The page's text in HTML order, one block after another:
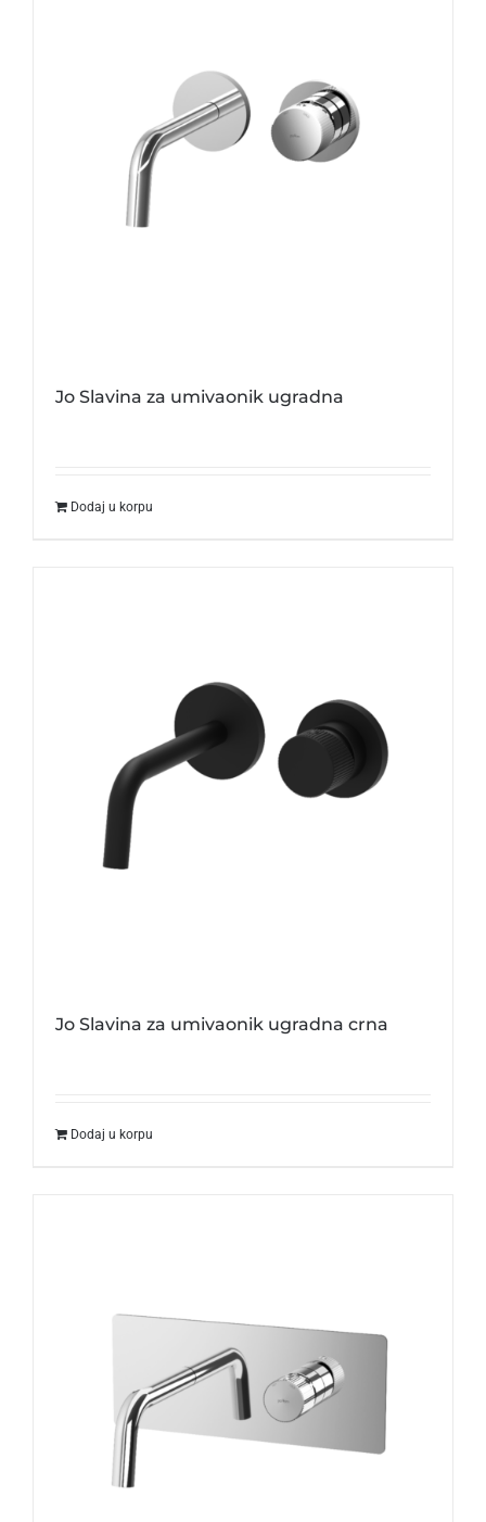
Jo Slavina za umivaonik ugradna
Dodaj u korpu
Jo Slavina za umivaonik ugradna crna
Dodaj u korpu